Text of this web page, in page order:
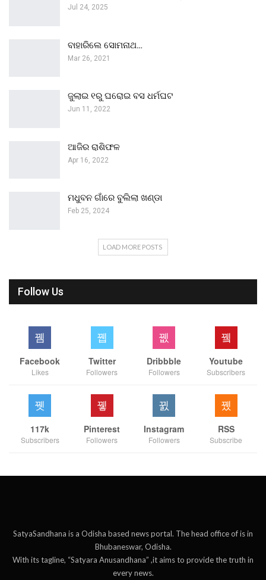
Jul 24, 2025
ବାହାରିଲେ ସୋମନାଥ…
Mar 26, 2021
ଜୁଲାଇ ୧ରୁ ଘରୋଇ ବସ ଧର୍ମଘଟ
Jun 11, 2022
ଆଜିର ରାଶିଫଳ
Apr 16, 2022
ମଧୁବନ ଗାଁରେ ବୁଲିଲା ଖଣ୍ଡା
Feb 25, 2024
LOAD MORE POSTS
Follow Us
Facebook
Likes
Twitter
Followers
Dribbble
Followers
Youtube
Subscribers
117k
Subscribers
Pinterest
Followers
Instagram
Followers
RSS
Subscribe
SatyaSandhana is a Odisha based news portal. The head office of is in
Bhubaneswar, Odisha.
With its tagline, “Satyara Anusandhana” ,it aims to provide the truth in
every news.